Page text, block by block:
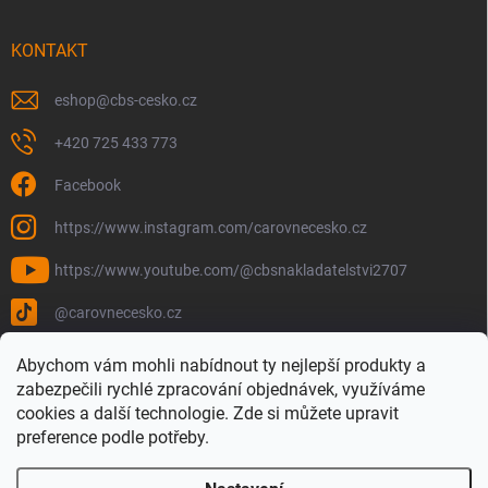
Abychom vám mohli nabídnout ty nejlepší produkty a
zabezpečili rychlé zpracování objednávek, využíváme
cookies a další technologie. Zde si můžete upravit
preference podle potřeby.
KONTAKT
eshop@cbs-cesko.cz
+420 725 433 773
Facebook
https://www.instagram.com/carovnecesko.cz
https://www.youtube.com/@cbsnakladatelstvi2707
@carovnecesko.cz